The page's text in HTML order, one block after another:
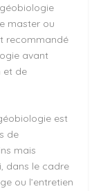
master ou
recommandé
avant
et de
est
de
mais
dans le cadre
ou l’entretien